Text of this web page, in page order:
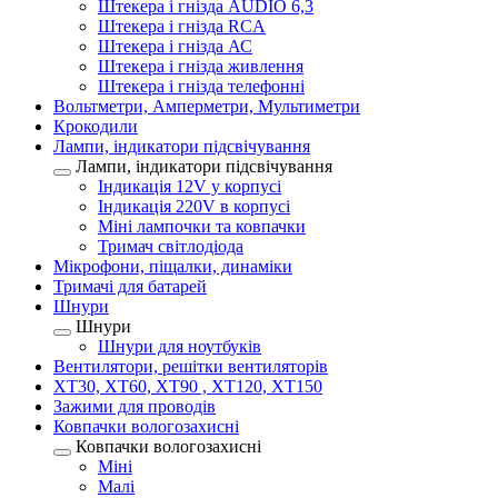
Штекера і гнізда AUDIO 6,3
Штекера і гнізда RCA
Штекера і гнізда АС
Штекера і гнізда живлення
Штекера і гнізда телефонні
Вольтметри, Амперметри, Мультиметри
Крокодили
Лампи, індикатори підсвічування
Лампи, індикатори підсвічування
Індикація 12V у корпусі
Індикація 220V в корпусі
Міні лампочки та ковпачки
Тримач світлодіода
Мікрофони, піщалки, динаміки
Тримачі для батарей
Шнури
Шнури
Шнури для ноутбуків
Вентилятори, решітки вентиляторів
XT30, XT60, XT90 , XT120, XT150
Зажими для проводів
Ковпачки вологозахисні
Ковпачки вологозахисні
Міні
Малі